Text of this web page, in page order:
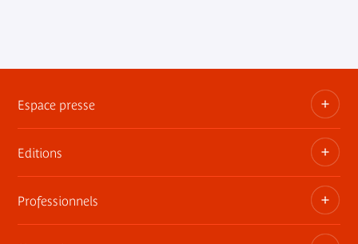
Espace presse
Dossiers, communiqués, bandes annonces
Contact presse
Editions
Les publications du musée
Professionnels